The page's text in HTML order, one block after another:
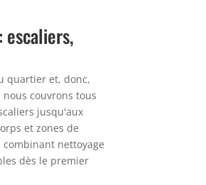
escaliers,
quartier et, donc,
nous couvrons tous
jusqu'aux
et zones de
nettoyage
dès le premier